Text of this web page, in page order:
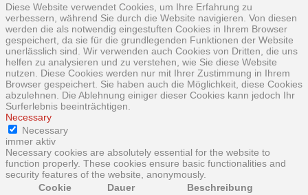
Diese Website verwendet Cookies, um Ihre Erfahrung zu
verbessern, während Sie durch die Website navigieren. Von diesen
werden die als notwendig eingestuften Cookies in Ihrem Browser
gespeichert, da sie für die grundlegenden Funktionen der Website
unerlässlich sind. Wir verwenden auch Cookies von Dritten, die uns
helfen zu analysieren und zu verstehen, wie Sie diese Website
nutzen. Diese Cookies werden nur mit Ihrer Zustimmung in Ihrem
Browser gespeichert. Sie haben auch die Möglichkeit, diese Cookies
abzulehnen. Die Ablehnung einiger dieser Cookies kann jedoch Ihr
Surferlebnis beeinträchtigen.
Necessary
Necessary
immer aktiv
Necessary cookies are absolutely essential for the website to
function properly. These cookies ensure basic functionalities and
security features of the website, anonymously.
Cookie
Dauer Beschreibung